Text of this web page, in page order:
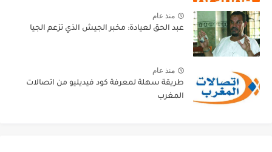
منذ عام
عبد الحق لعيادة: مخبر الجيش الذي تزعم الجيا
منذ عام
طريقة سهلة لمعرفة كود فيديليو من اتصالات
المغرب